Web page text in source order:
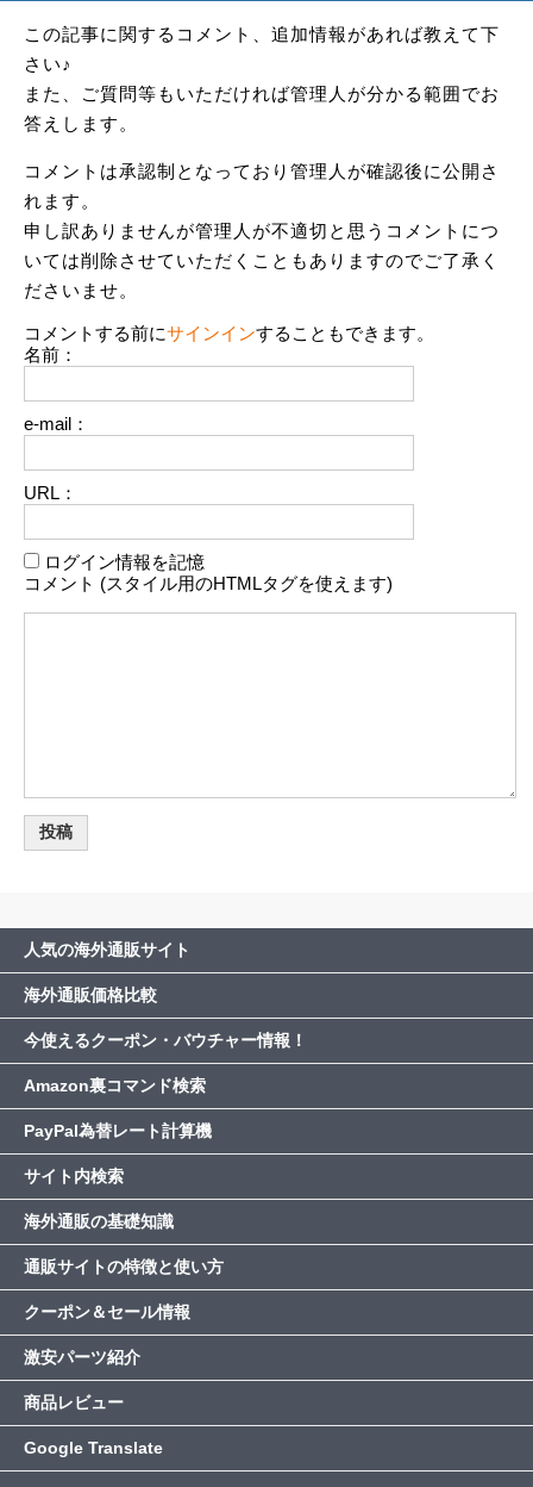
この記事に関するコメント、追加情報があれば教えて下
さい♪
また、ご質問等もいただければ管理人が分かる範囲でお
答えします。
コメントは承認制となっており管理人が確認後に公開さ
れます。
申し訳ありませんが管理人が不適切と思うコメントにつ
いては削除させていただくこともありますのでご了承く
ださいませ。
コメントする前にサインインすることもできます。
名前：
e-mail：
URL：
ログイン情報を記憶
コメント (スタイル用のHTMLタグを使えます)
人気の海外通販サイト
海外通販価格比較
今使えるクーポン・バウチャー情報！
Amazon裏コマンド検索
PayPal為替レート計算機
サイト内検索
海外通販の基礎知識
通販サイトの特徴と使い方
クーポン＆セール情報
激安パーツ紹介
商品レビュー
Google Translate